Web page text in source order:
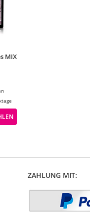
MIX
ZAHLUNG MIT: